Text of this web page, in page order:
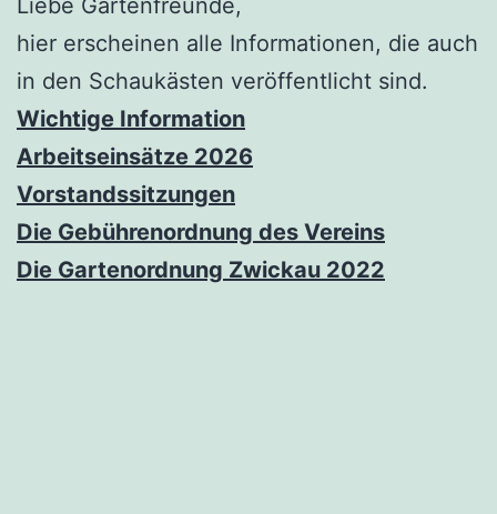
Liebe Gartenfreunde,
hier erscheinen alle Informationen, die auch
in den Schaukästen veröffentlicht sind.
Wichtige Information
Arbeitseinsätze 2026
Vorstandssitzungen
Die Gebührenordnung des Vereins
Die Gartenordnung Zwickau 2022